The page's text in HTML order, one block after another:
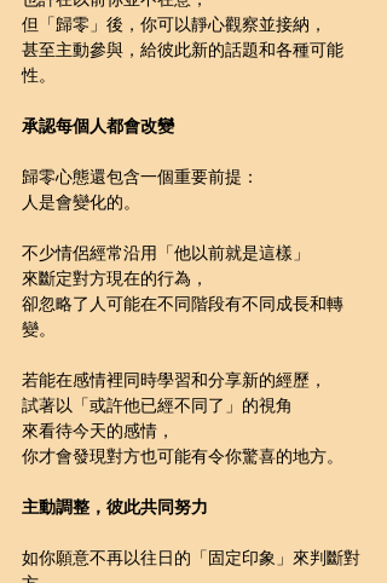
但「歸零」後，你可以靜心觀察並接納，
甚至主動參與，給彼此新的話題和各種可能
性。
承認每個人都會改變
歸零心態還包含一個重要前提：
人是會變化的。
不少情侶經常沿用「他以前就是這樣」
來斷定對方現在的行為，
卻忽略了人可能在不同階段有不同成長和轉
變。
若能在感情裡同時學習和分享新的經歷，
試著以「或許他已經不同了」的視角
來看待今天的感情，
你才會發現對方也可能有令你驚喜的地方。
主動調整，彼此共同努力
如你願意不再以往日的「固定印象」來判斷對